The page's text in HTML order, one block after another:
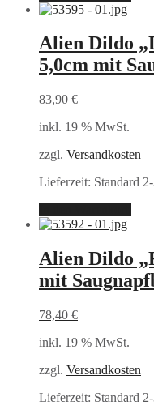
Alien Dildo
5,0cm mit
83,90 €
inkl. 19 % MwSt.
zzgl. Versandkosten
Lieferzeit: Standard
Alien Dildo
mit
78,40 €
inkl. 19 % MwSt.
zzgl. Versandkosten
Lieferzeit: Standard